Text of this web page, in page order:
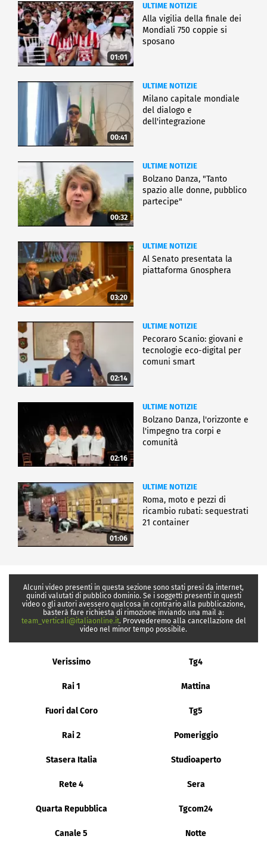
01:01
ULTIME NOTIZIE
Alla vigilia della finale dei
Mondiali 750 coppie si
sposano
00:41
ULTIME NOTIZIE
Milano capitale mondiale
del dialogo e
dell'integrazione
00:32
ULTIME NOTIZIE
Bolzano Danza, "Tanto
spazio alle donne, pubblico
partecipe"
03:20
ULTIME NOTIZIE
Al Senato presentata la
piattaforma Gnosphera
02:14
ULTIME NOTIZIE
Pecoraro Scanio: giovani e
tecnologie eco-digital per
comuni smart
02:16
ULTIME NOTIZIE
Bolzano Danza, l'orizzonte e
l'impegno tra corpi e
comunità
01:06
ULTIME NOTIZIE
Roma, moto e pezzi di
ricambio rubati: sequestrati
21 container
Alcuni video presenti in questa sezione sono stati presi da internet,
quindi valutati di pubblico dominio. Se i soggetti presenti in questi
video o gli autori avessero qualcosa in contrario alla pubblicazione,
basterà fare richiesta di rimozione inviando una mail a:
team_verticali@italiaonline.it. Provvederemo alla cancellazione del
video nel minor tempo possibile.
Verissimo Tg4
Rai 1 Mattina
Fuori dal Coro Tg5
Rai 2 Pomeriggio
Stasera Italia Studioaperto
Rete 4 Sera
Quarta Repubblica Tgcom24
Canale 5 Notte